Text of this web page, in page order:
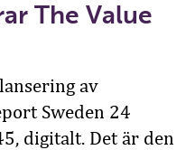
The Value
av
Sweden 24
digitalt. Det är den